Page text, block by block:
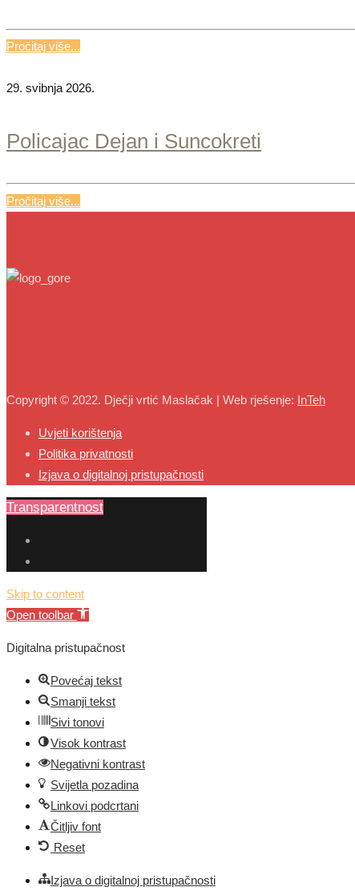
Pročitaj više...
29. svibnja 2026.
Policajac Dejan i Suncokreti
Pročitaj više...
Copyright © 2022. Dječji vrtić Maslačak | Web rješenje: InTeh
Uvjeti korištenja
Politika privatnosti
Izjava o digitalnoj pristupačnosti
Transparentnost
Skip to content
Open toolbar
Digitalna pristupačnost
Povećaj tekst
Smanji tekst
Sivi tonovi
Visok kontrast
Negativni kontrast
Svijetla pozadina
Linkovi podcrtani
Čitljiv font
Reset
Izjava o digitalnoj pristupačnosti